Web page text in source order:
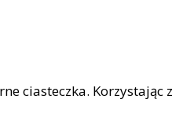
ciasteczka.